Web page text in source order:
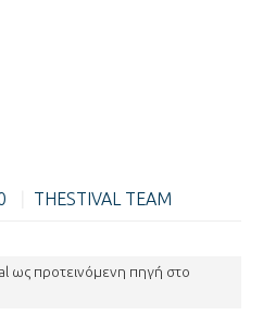
THESTIVAL TEAM
ως προτεινόμενη πηγή στο